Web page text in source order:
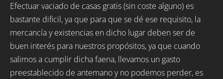
Efectuar vaciado de casas gratis (sin coste alguno) es
bastante dificil, ya que para que se dé ese requisito, la
mercancía y existencias en dicho lugar deben ser de
buen interés para nuestros propósitos, ya que cuando
salimos a cumplir dicha faena, llevamos un gasto
preestablecido de antemano y no podemos perder, es